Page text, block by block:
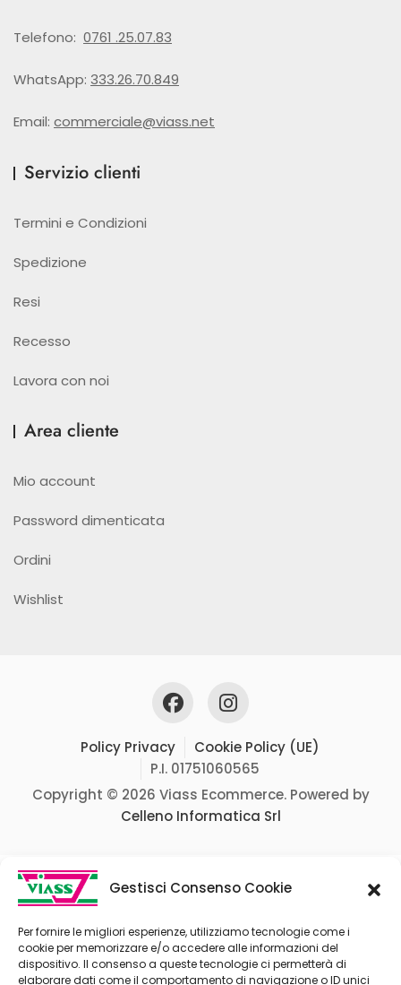
Gestisci Consenso Cookie
Per fornire le migliori esperienze, utilizziamo tecnologie come i
cookie per memorizzare e/o accedere alle informazioni del
dispositivo. Il consenso a queste tecnologie ci permetterà di
elaborare dati come il comportamento di navigazione o ID unici
Telefono: 0761 .25.07.83
WhatsApp: 333.26.70.849
Email: commerciale@viass.net
Servizio clienti
Termini e Condizioni
Spedizione
Resi
Recesso
Lavora con noi
Area cliente
Mio account
Password dimenticata
Ordini
Wishlist
Policy Privacy
Cookie Policy (UE)
P.I. 01751060565
Copyright © 2026 Viass Ecommerce. Powered by
Celleno Informatica Srl